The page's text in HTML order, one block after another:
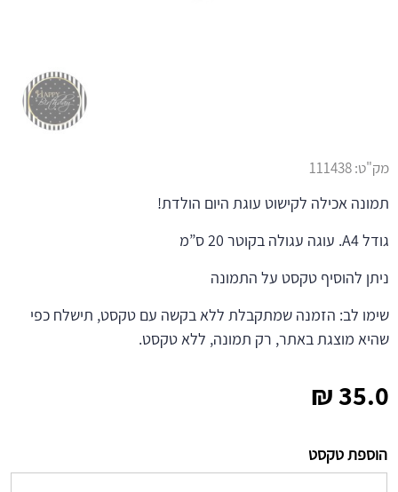
35.0
₪
הוספת טקסט
מק"ט:111438
תמונה אכילה לקישוט עוגת היום הולדת!
גודל A4. עוגה עגולה בקוטר 20 ס”מ
ניתן להוסיף טקסט על התמונה
שימו לב: הזמנה שמתקבלת ללא בקשה עם טקסט, תישלח כפי
שהיא מוצגת באתר, רק תמונה, ללא טקסט.